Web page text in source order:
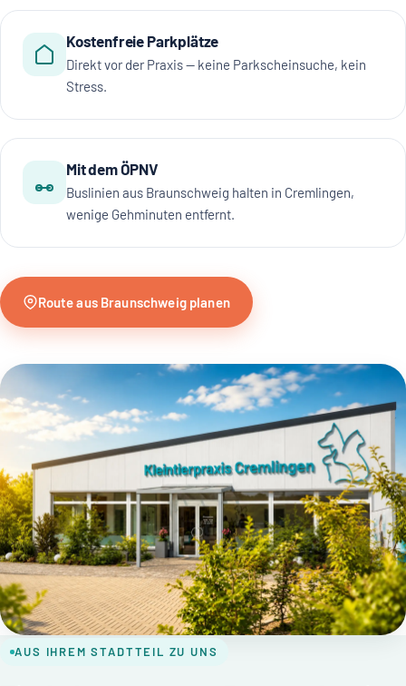
Kostenfreie Parkplätze
Direkt vor der Praxis — keine Parkscheinsuche, kein
Stress.
Mit dem ÖPNV
Buslinien aus Braunschweig halten in Cremlingen,
wenige Gehminuten entfernt.
Route aus Braunschweig planen
AUS IHREM STADTTEIL ZU UNS